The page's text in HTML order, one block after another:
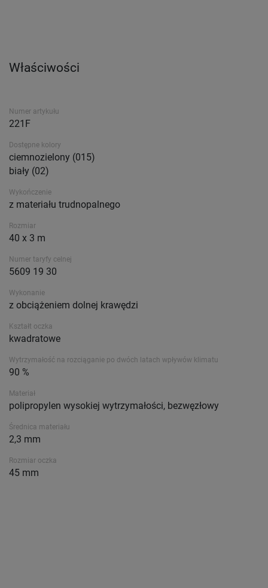
Właściwości
Numer artykułu
221F
Dostępne kolory
ciemnozielony (015)
biały (02)
Wykończenie
z materiału trudnopalnego
Rozmiar
40 x 3 m
Numer taryfy celnej
5609 19 30
Wykonanie
z obciążeniem dolnej krawędzi
Kształt oczka
kwadratowe
Wytrzymałość na rozciąganie po dwóch latach wpływów klimatu
90 %
Materiał
polipropylen wysokiej wytrzymałości, bezwęzłowy
Średnica materiału
2,3 mm
Rozmiar oczka
45 mm